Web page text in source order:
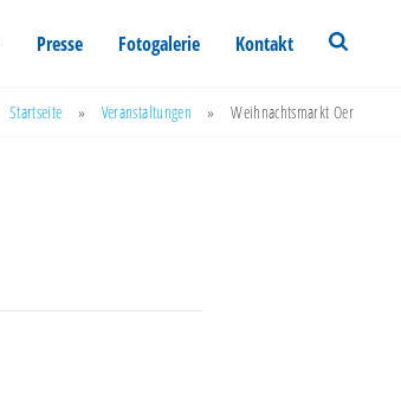
Presse Fotogalerie Kontakt
Startseite » Veranstaltungen » Weihnachtsmarkt Oer